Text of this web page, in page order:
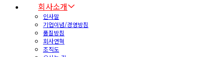
회사소개
인사말
기업이념/경영방침
품질방침
회사연혁
조직도